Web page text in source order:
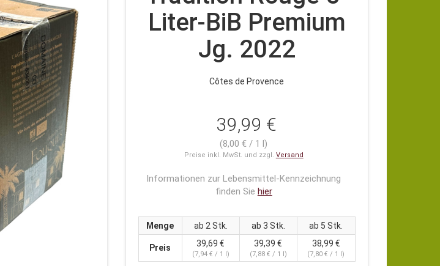
Liter-BiB Premium
Jg. 2022
Côtes de Provence
39,99 €
(8,00 € / 1 l)
Preise inkl. MwSt. und zzgl. Versand
Informationen zur Lebensmittel-Kennzeichnung
finden Sie hier
Menge ab 2 Stk. ab 3 Stk. ab 5 Stk.
Preis 39,69 €
(7,94 € / 1 l)
39,39 €
(7,88 € / 1 l)
38,99 €
(7,80 € / 1 l)